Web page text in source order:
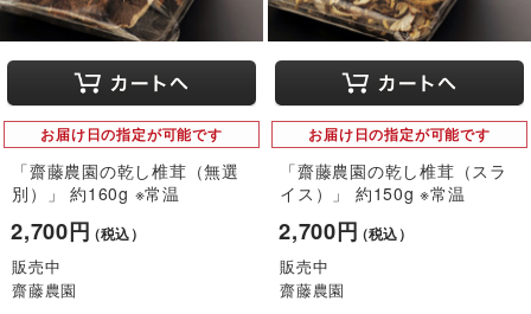
お届け日の指定が可能です
「齋藤農園の乾し椎茸（無選
別）」 約160g ※常温
2,700円（税込）
販売中
齋藤農園
お届け日の指定が可能です
「齋藤農園の乾し椎茸（スラ
イス）」 約150g ※常温
2,700円（税込）
販売中
齋藤農園